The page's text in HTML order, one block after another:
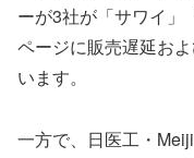
ーが3社が「サワイ」
ページに販売遅延お
います。
一方で、日医工・